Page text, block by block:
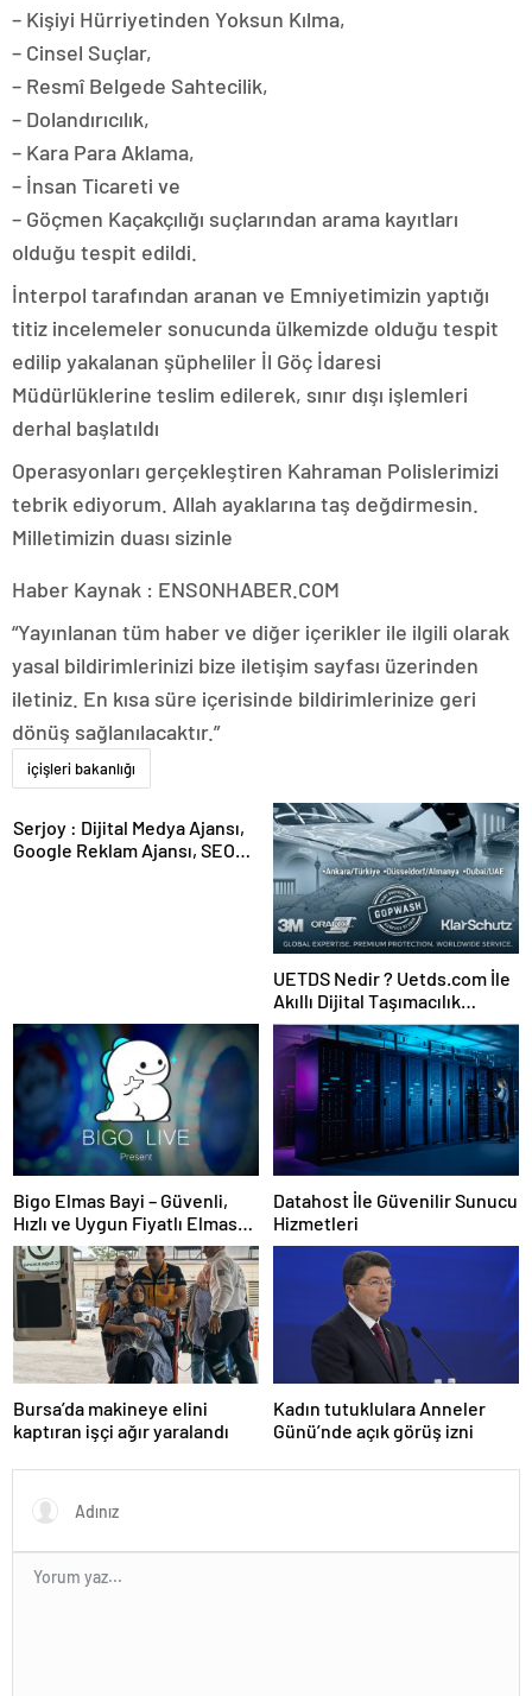
– Kişiyi Hürriyetinden Yoksun Kılma,
– Cinsel Suçlar,
– Resmî Belgede Sahtecilik,
– Dolandırıcılık,
– Kara Para Aklama,
– İnsan Ticareti ve
– Göçmen Kaçakçılığı suçlarından arama kayıtları
olduğu tespit edildi.
İnterpol tarafından aranan ve Emniyetimizin yaptığı
titiz incelemeler sonucunda ülkemizde olduğu tespit
edilip yakalanan şüpheliler İl Göç İdaresi
Müdürlüklerine teslim edilerek, sınır dışı işlemleri
derhal başlatıldı
Operasyonları gerçekleştiren Kahraman Polislerimizi
tebrik ediyorum. Allah ayaklarına taş değdirmesin.
Milletimizin duası sizinle
Haber Kaynak : ENSONHABER.COM
“Yayınlanan tüm haber ve diğer içerikler ile ilgili olarak
yasal bildirimlerinizi bize iletişim sayfası üzerinden
iletiniz. En kısa süre içerisinde bildirimlerinize geri
dönüş sağlanılacaktır.”
içişleri bakanlığı
Serjoy : Dijital Medya Ajansı,
Google Reklam Ajansı, SEO
UETDS Nedir ? Uetds.com İle
Akıllı Dijital Taşımacılık
Yazılımı
Bigo Elmas Bayi – Güvenli,
Hızlı ve Uygun Fiyatlı Elmas
Satın Almanın Yeni Adresi
Datahost İle Güvenilir Sunucu
Hizmetleri
Bursa’da makineye elini
kaptıran işçi ağır yaralandı
Kadın tutuklulara Anneler
Günü’nde açık görüş izni